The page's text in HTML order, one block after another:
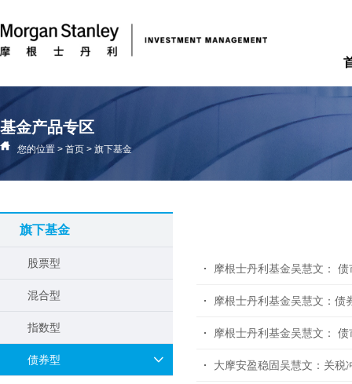
基金产品专区
您的位置 > 首页 > 旗下基金
旗下基金
股票型
混合型
指数型
债券型
摩根士丹利基金吴慧文：
摩根士丹利基金吴慧文：债
摩根士丹利基金吴慧文：
大摩安盈稳固吴慧文：关税